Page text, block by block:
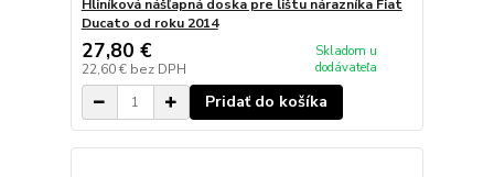
Hliníková nášľapná doska pre lištu nárazníka Fiat
Ducato od roku 2014
27,80 €
22,60 € bez DPH
Skladom u
dodávateľa
Pridať do košíka